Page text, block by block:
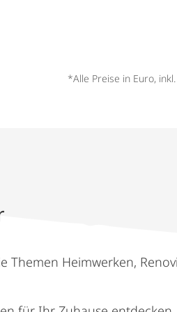
*Alle Preise in Euro,
Themen Heimwerken,